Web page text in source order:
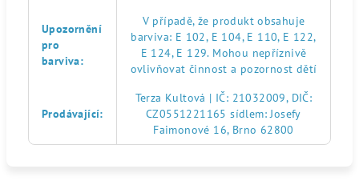
Upozornění
pro
barviva:
V případě, že produkt obsahuje
barviva: E 102, E 104, E 110, E 122,
E 124, E 129. Mohou nepříznivě
ovlivňovat činnost a pozornost dětí
Prodávající:
Terza Kultová | IČ: 21032009, DIČ:
CZ0551221165 sídlem: Josefy
Faimonové 16, Brno 62800